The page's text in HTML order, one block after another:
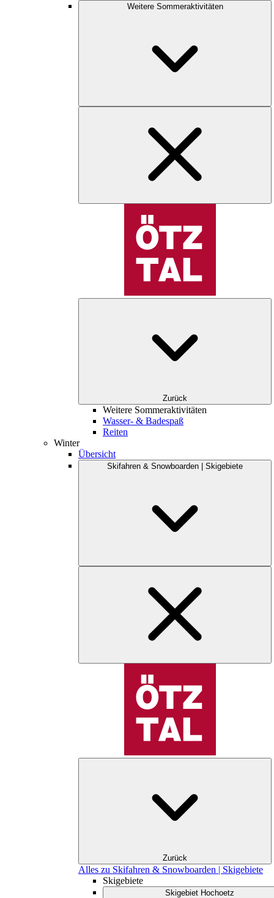
Weitere Sommeraktivitäten
Zurück
Weitere Sommeraktivitäten
Wasser- & Badespaß
Reiten
Winter
Übersicht
Skifahren & Snowboarden | Skigebiete
Zurück
Alles zu Skifahren & Snowboarden | Skigebiete
Skigebiete
Skigebiet Hochoetz